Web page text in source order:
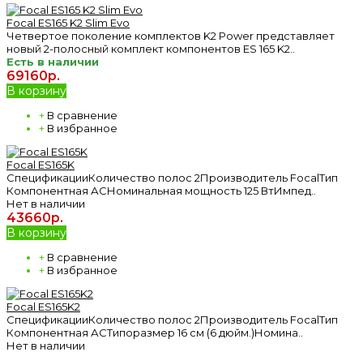
Focal ES165 K2 Slim Evo
Четвертое поколение комплектов K2 Power представляет
новый 2-полосный комплект компонентов ES 165 K2..
Есть в наличии
69160р.
В корзину
+ В сравнение
+ В избранное
Focal ES165K
СпецификацииКоличество полос 2Производитель FocalТип
Компонентная АСНоминальная мощность 125 ВтИмпед..
Нет в наличии
43660р.
В корзину
+ В сравнение
+ В избранное
Focal ES165K2
СпецификацииКоличество полос 2Производитель FocalТип
Компонентная АСТипоразмер 16 см (6 дюйм.)Номина..
Нет в наличии